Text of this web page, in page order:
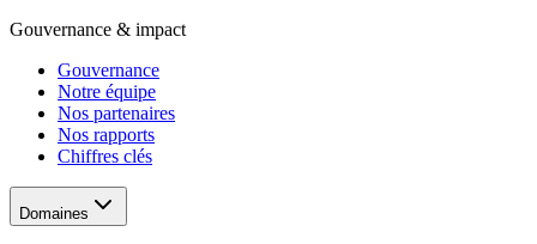
Gouvernance & impact
Gouvernance
Notre équipe
Nos partenaires
Nos rapports
Chiffres clés
Domaines